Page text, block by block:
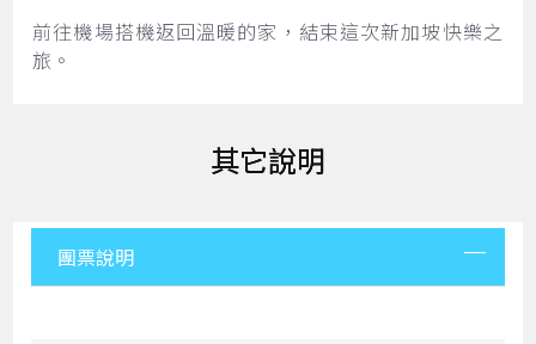
前往機場搭機返回溫暖的家，結束這次新加坡快樂之
旅。
其它說明
團票說明